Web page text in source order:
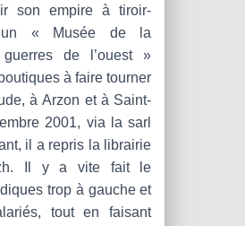
son empire à tiroir-
« Musée de la
de l’ouest »
à faire tourner
à Arzon et à Saint-
2001, via la sarl
il a repris la librairie
Il y a vite fait le
trop à gauche et
tout en faisant